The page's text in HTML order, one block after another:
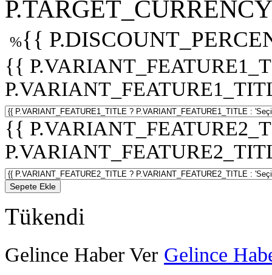
%{{
{{
{{
Sepete Ekle
Tükendi
Gelince Haber Ver Gelince